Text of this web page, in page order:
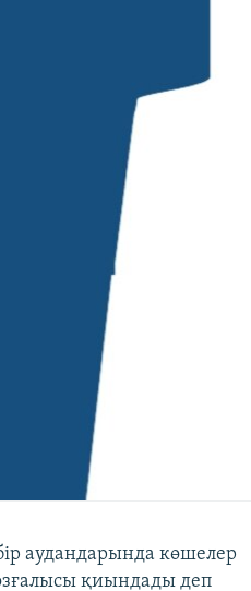
аудандарында көшелер
қиындады деп